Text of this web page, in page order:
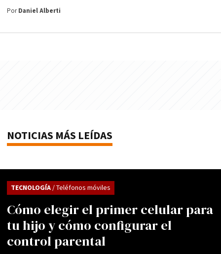
PorDaniel Alberti
NOTICIAS MÁS LEÍDAS
Cómo elegir el primer celular para
tu hijo y cómo configurar el
control parental
TECNOLOGÍA/ Teléfonos móviles